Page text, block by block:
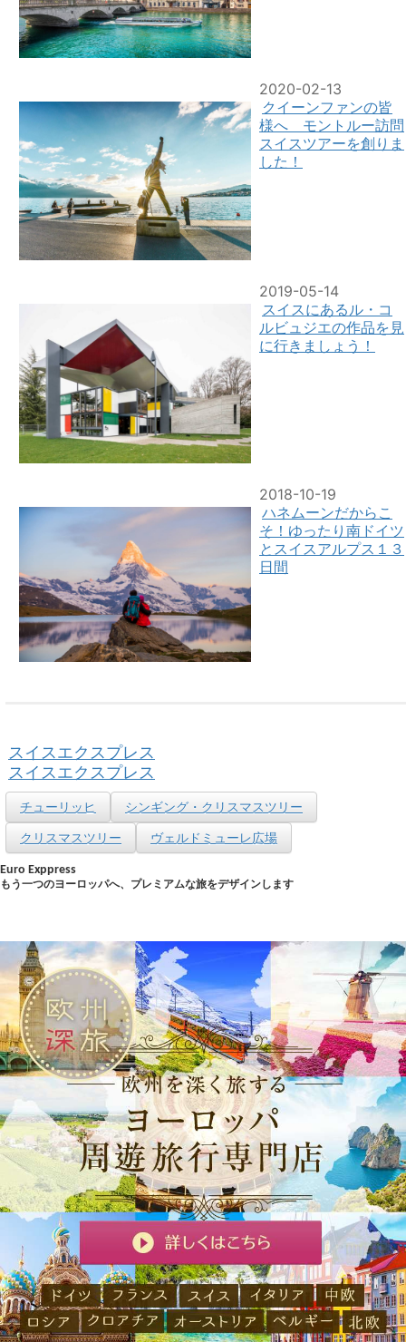
2020-02-13
クイーンファンの皆
様へ モントルー訪問
スイスツアーを創りま
した！
2019-05-14
スイスにあるル・コ
ルビュジエの作品を見
に行きましょう！
2018-10-19
ハネムーンだからこ
そ！ゆったり南ドイツ
とスイスアルプス１３
日間
スイスエクスプレス
スイスエクスプレス
チューリッヒ
シンギング・クリスマスツリー
クリスマスツリー
ヴェルドミューレ広場
Euro Exppress
もう一つのヨーロッパへ、プレミアムな旅をデザインします